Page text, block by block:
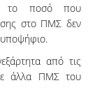
το ποσό που
στο ΠΜΣ δεν
υποψήφιο.
από τις
άλλα ΠΜΣ του